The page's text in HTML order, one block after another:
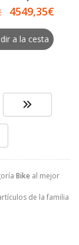
Bike al mejor
de la familia
4549,35€
a la cesta